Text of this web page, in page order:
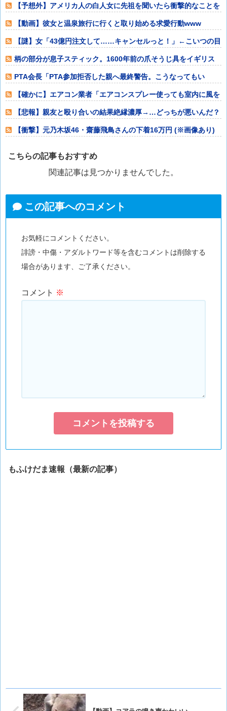
【予想外】アメリカ人の白人女に先祖を聞いたら衝撃的なことを
言い出した
【動画】彼女と温泉旅行に行くと取り始める求愛行動www
【謎】女「43億円注文して……キャンセルっと！」←こいつの目
的ｗ
柄の部分が息子スティック。1600年前の爪そうじ具をイギリス
の道路工事現
PTA会長「PTA参加拒否した親へ最終警告。こうなってもい
い？」
【確かに】エアコン業者「エアコンスプレー使っても室内に風を
送り込んでるフ
【悲報】親友と殴り合いの結果絶縁濃厚→…どっちが悪いんだ？
【衝撃】元乃木坂46・齋藤飛鳥さんの下着16万円 (※画像あり)
こちらの記事もおすすめ
関連記事は見つかりませんでした。
この記事へのコメント
お気軽にコメントください。
誹謗・中傷・アダルトワード等を含むコメントは削除する
場合があります、ご了承ください。
コメント ※
もふけだま速報（最新の記事）